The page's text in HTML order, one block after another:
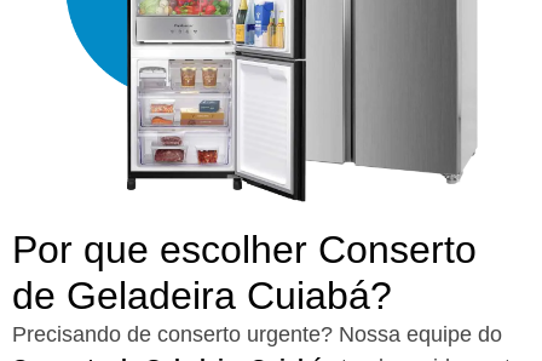
Por que escolher Conserto
de Geladeira Cuiabá?​
Precisando de conserto urgente? Nossa equipe do